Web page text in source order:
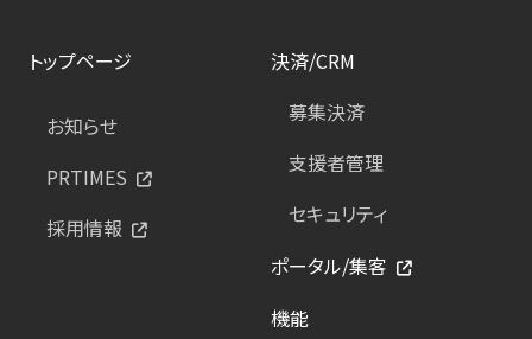
トップページ
お知らせ
PRTIMES
採用情報
決済/CRM
募集決済
支援者管理
セキュリティ
ポータル/集客
機能